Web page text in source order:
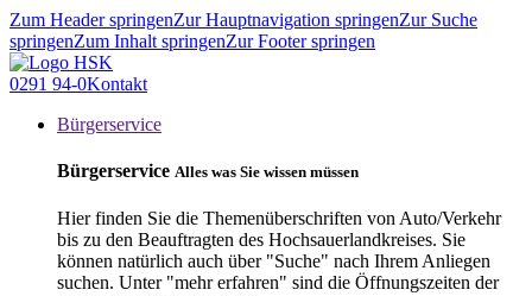
Zum Header springenZur Hauptnavigation springenZur Suche
springenZum Inhalt springenZur Footer springen
0291 94-0Kontakt
Bürgerservice
Bürgerservice Alles was Sie wissen müssen
Hier finden Sie die Themenüberschriften von Auto/Verkehr
bis zu den Beauftragten des Hochsauerlandkreises. Sie
können natürlich auch über "Suche" nach Ihrem Anliegen
suchen. Unter "mehr erfahren" sind die Öffnungszeiten der